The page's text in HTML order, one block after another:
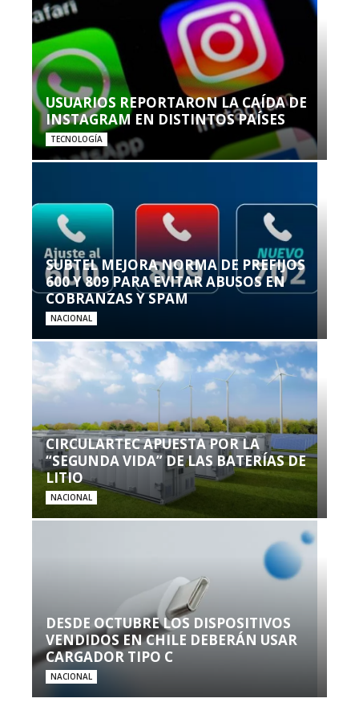
USUARIOS REPORTARON LA CAÍDA DE
INSTAGRAM EN DISTINTOS PAÍSES
TECNOLOGÍA
SUBTEL MEJORA NORMA DE PREFIJOS
600 Y 809 PARA EVITAR ABUSOS EN
COBRANZAS Y SPAM
NACIONAL
CIRCULARTEC APUESTA POR LA
“SEGUNDA VIDA” DE LAS BATERÍAS DE
LITIO
NACIONAL
DESDE OCTUBRE LOS DISPOSITIVOS
VENDIDOS EN CHILE DEBERÁN USAR
CARGADOR TIPO C
NACIONAL